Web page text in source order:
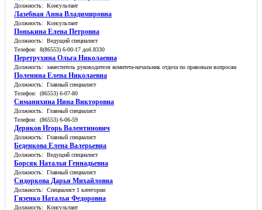
Должность: Консультант
Лазебная Анна Владимировна
Должность: Консультант
Понькина Елена Петровна
Должность: Ведущий специалист
Телефон: 8(86553) 6-00-17 доб.8330
Перетрухина Ольга Николаевна
Должность: заместитель руководителя комитета-начальник отдела по правовым вопросам
Поленина Елена Николаевна
Должность: Главный специалист
Телефон: (86553) 6-07-80
Симанихина Нина Викторовна
Должность: Главный специалист
Телефон: (86553) 6-06-59
Дериков Игорь Валентинович
Должность: Главный специалист
Беденкова Елена Валерьевна
Должность: Ведущий специалист
Борсяк Наталья Геннадьевна
Должность: Главный специалист
Сидоркова Дарья Михайловна
Должность: Специалист 1 категории
Гизенко Наталья Федоровна
Должность: Консультант